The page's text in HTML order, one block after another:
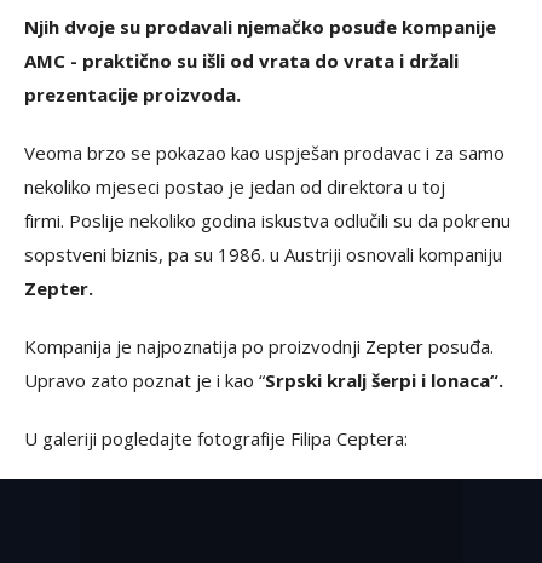
Njih dvoje su prodavali njemačko posuđe kompanije
AMC - praktično su išli od vrata do vrata i držali
prezentacije proizvoda.
Veoma brzo se pokazao kao uspješan prodavac i za samo
nekoliko mjeseci postao je jedan od direktora u toj
firmi. Poslije nekoliko godina iskustva odlučili su da pokrenu
sopstveni biznis, pa su 1986. u Austriji osnovali kompaniju
Zepter.
Kompanija je najpoznatija po proizvodnji Zepter posuđa.
Upravo zato poznat je i kao “Srpski kralj šerpi i lonaca“.
U galeriji pogledajte fotografije Filipa Ceptera: